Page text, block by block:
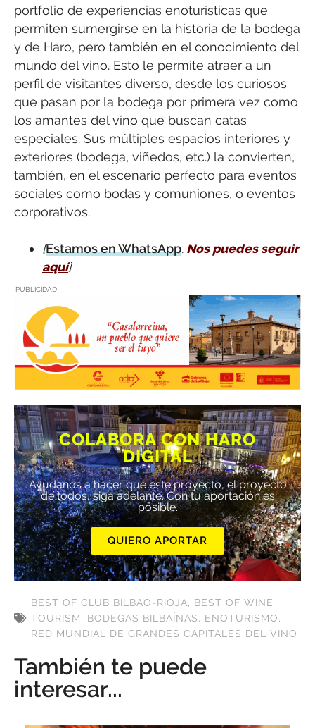
portfolio de experiencias enoturísticas que
permiten sumergirse en la historia de la bodega
y de Haro, pero también en el conocimiento del
mundo del vino. Esto le permite atraer a un
perfil de visitantes diverso, desde los curiosos
que pasan por la bodega por primera vez como
los amantes del vino que buscan catas
especiales. Sus múltiples espacios interiores y
exteriores (bodega, viñedos, etc.) la convierten,
también, en el escenario perfecto para eventos
sociales como bodas y comuniones, o eventos
corporativos.
[Estamos en WhatsApp. Nos puedes seguir
aquí]
PUBLICIDAD
COLABORA CON HARO
DIGITAL
Ayúdanos a hacer que este proyecto, el proyecto
de todos, siga adelante. Con tu aportación es
posible.
QUIERO APORTAR
BEST OF CLUB BILBAO-RIOJA, BEST OF WINE
TOURISM, BODEGAS BILBAÍNAS, ENOTURISMO,
RED MUNDIAL DE GRANDES CAPITALES DEL VINO
También te puede
interesar...